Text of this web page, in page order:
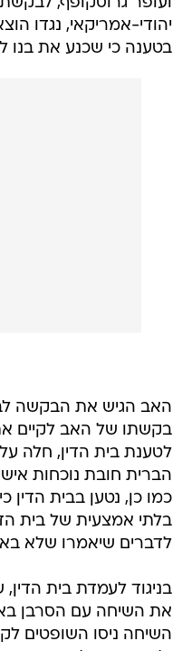
ועופר גרוסקופף,
יהודי-אמריקאי, נגדו
בטענה כי שכנע את בנו
האב הגיש את הבקשה
בקשתו של האב לקיים
לטענת בית הדין, חלה
הברית חובת נוכחות
כמו כן, נטען בבית
בלתי אמצעית של בית
לדברים שיאמרו שלא
בניגוד לעמדת בית
את השיחה עם הסרבן
השיחה ניסו השופטים